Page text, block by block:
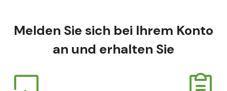
Melden Sie sich bei Ihrem Konto
an und erhalten Sie